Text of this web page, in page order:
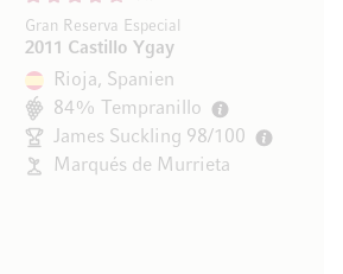
Gran Reserva Especial
2011 Castillo Ygay
Rioja, Spanien
84% Tempranillo
James Suckling 98/100
Marqués de Murrieta